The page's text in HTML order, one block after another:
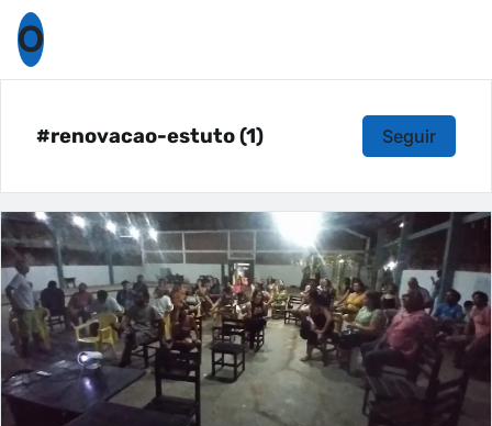
O
#renovacao-estuto (1) Seguir